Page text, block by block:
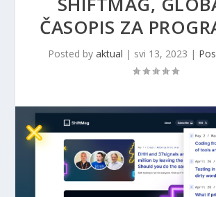
ČASOPIS ZA
Posted by aktual | svi 13, 2023 |